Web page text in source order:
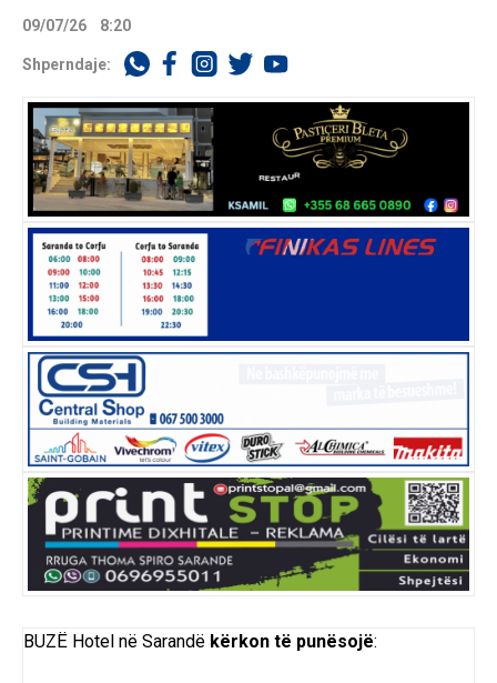
09/07/26 8:20
Shperndaje:
BUZË Hotel në Sarandë kërkon të punësojë: